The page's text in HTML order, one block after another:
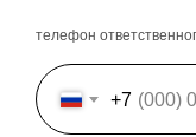
телефон
+7